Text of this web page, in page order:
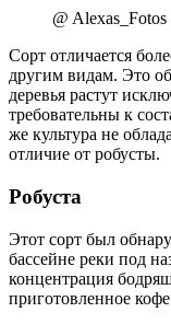
@
Сорт отличается
другим видам. Это
деревья растут
требовательны к
же культура не
отличие от робусты.
Робуста
Этот сорт был
бассейне реки под
концентрация
приготовленное